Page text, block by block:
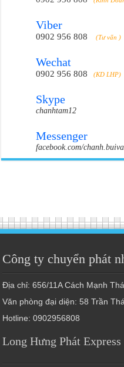
Viber
0902 956 808 (Tư vấn )
Wechat
0902 956 808 (KD LHP)
Skype
chanhtam12
Messenger
facebook.com/
Công ty chuyển phát
Địa chỉ: 656/11A Cách Mạnh
Văn phòng đại diện: 58 Trần
Hotline: 0902956808
Long Hưng Phát Express